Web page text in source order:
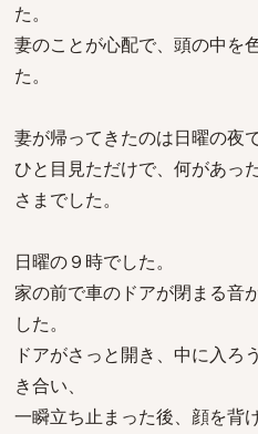
た。
妻のことが心配で、頭の中を
た。
妻が帰ってきたのは日曜の夜で
ひと目見ただけで、何があっ
さまでした。
日曜の９時でした。
家の前で車のドアが閉まる音
した。
ドアがさっと開き、中に入ろ
き合い、
一瞬立ち止まった後、顔を背